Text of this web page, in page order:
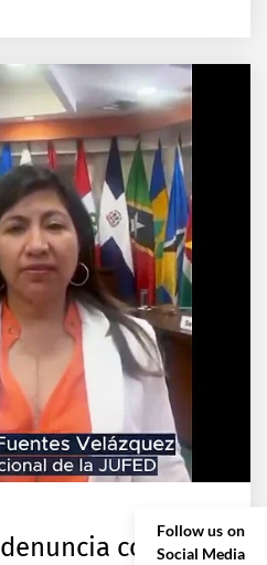
denuncia contra
Follow us on
Social Media